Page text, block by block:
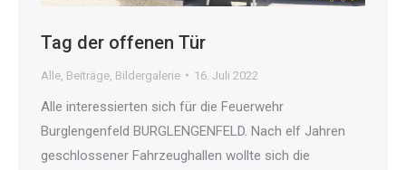
Tag der offenen Tür
Alle Beiträge Bildergalerie 16. Juli 2022
Alle interessierten sich für die Feuerwehr
Burglengenfeld BURGLENGENFELD. Nach elf Jahren
geschlossener Fahrzeughallen wollte sich die